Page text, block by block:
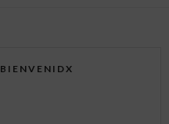
BIENVENIDX